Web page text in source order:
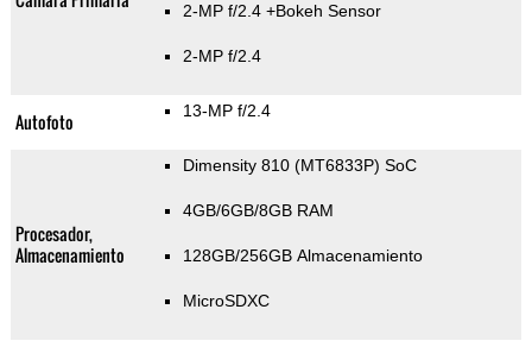
2-MP f/2.4 +Bokeh Sensor
2-MP f/2.4
Autofoto 13-MP f/2.4
Procesador,
Almacenamiento
Dimensity 810 (MT6833P) SoC
4GB/6GB/8GB RAM
128GB/256GB Almacenamiento
MicroSDXC